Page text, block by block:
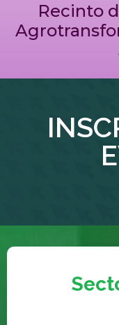
Recinto